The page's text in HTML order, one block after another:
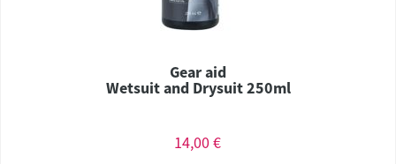
Gear aid
Wetsuit and Drysuit 250ml
14,00 €